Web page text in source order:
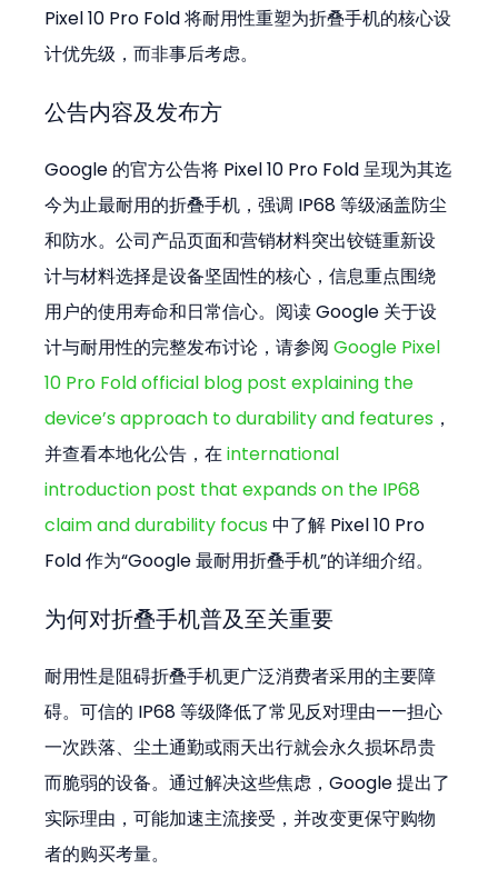
Pixel 10 Pro Fold 将耐用性重塑为折叠手机的核心设
计优先级，而非事后考虑。
公告内容及发布方
Google 的官方公告将 Pixel 10 Pro Fold 呈现为其迄
今为止最耐用的折叠手机，强调 IP68 等级涵盖防尘
和防水。公司产品页面和营销材料突出铰链重新设
计与材料选择是设备坚固性的核心，信息重点围绕
用户的使用寿命和日常信心。阅读 Google 关于设
计与耐用性的完整发布讨论，请参阅 Google Pixel
10 Pro Fold official blog post explaining the
device’s approach to durability and features ，
并查看本地化公告，在 international
introduction post that expands on the IP68
claim and durability focus 中了解 Pixel 10 Pro
Fold 作为“Google 最耐用折叠手机”的详细介绍。
为何对折叠手机普及至关重要
耐用性是阻碍折叠手机更广泛消费者采用的主要障
碍。可信的 IP68 等级降低了常见反对理由——担心
一次跌落、尘土通勤或雨天出行就会永久损坏昂贵
而脆弱的设备。通过解决这些焦虑，Google 提出了
实际理由，可能加速主流接受，并改变更保守购物
者的购买考量。